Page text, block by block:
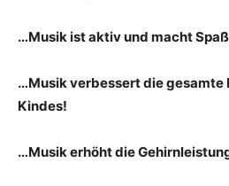
…Musik ist aktiv und macht
…Musik verbessert die gesamte
Kindes!
…Musik erhöht die